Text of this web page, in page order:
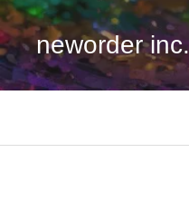
neworder inc.